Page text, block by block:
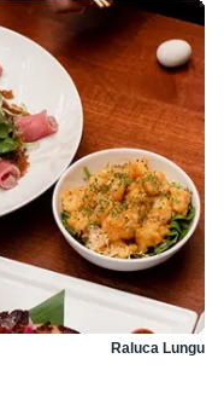
Raluca Lungu